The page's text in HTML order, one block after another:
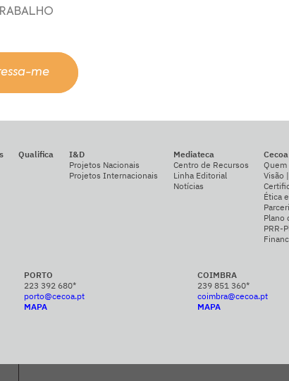
me
Qualifica
I&D
Projetos Nacionais
Projetos Internacionais
Mediateca
Centro de Recursos
Linha Editorial
Notícias
Cecoa
Quem
Visão
Ética
Plano
PRR-
PORTO
223 392 680*
porto@cecoa.pt
MAPA
COIMBRA
239 851 360*
coimbra@cecoa.pt
MAPA